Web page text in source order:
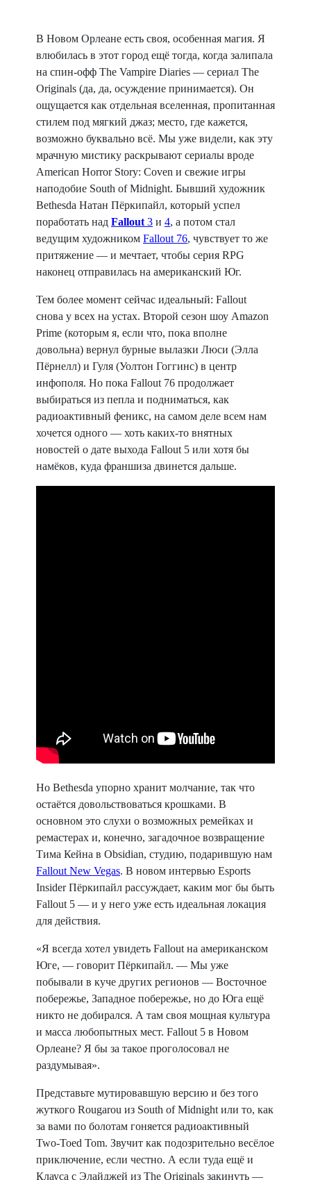
В Новом Орлеане есть своя, особенная магия. Я
влюбилась в этот город ещё тогда, когда залипала
на спин‑офф The Vampire Diaries — сериал The
Originals (да, да, осуждение принимается). Он
ощущается как отдельная вселенная, пропитанная
стилем под мягкий джаз; место, где кажется,
возможно буквально всё. Мы уже видели, как эту
мрачную мистику раскрывают сериалы вроде
American Horror Story: Coven и свежие игры
наподобие South of Midnight. Бывший художник
Bethesda Натан Пёркипайл, который успел
поработать над Fallout 3 и 4, а потом стал
ведущим художником Fallout 76, чувствует то же
притяжение — и мечтает, чтобы серия RPG
наконец отправилась на американский Юг.
Тем более момент сейчас идеальный: Fallout
снова у всех на устах. Второй сезон шоу Amazon
Prime (которым я, если что, пока вполне
довольна) вернул бурные вылазки Люси (Элла
Пёрнелл) и Гуля (Уолтон Гоггинс) в центр
инфополя. Но пока Fallout 76 продолжает
выбираться из пепла и подниматься, как
радиоактивный феникс, на самом деле всем нам
хочется одного — хоть каких‑то внятных
новостей о дате выхода Fallout 5 или хотя бы
намёков, куда франшиза двинется дальше.
Но Bethesda упорно хранит молчание, так что
остаётся довольствоваться крошками. В
основном это слухи о возможных ремейках и
ремастерах и, конечно, загадочное возвращение
Тима Кейна в Obsidian, студию, подарившую нам
Fallout New Vegas. В новом интервью Esports
Insider Пёркипайл рассуждает, каким мог бы быть
Fallout 5 — и у него уже есть идеальная локация
для действия.
«Я всегда хотел увидеть Fallout на американском
Юге, — говорит Пёркипайл. — Мы уже
побывали в куче других регионов — Восточное
побережье, Западное побережье, но до Юга ещё
никто не добирался. А там своя мощная культура
и масса любопытных мест. Fallout 5 в Новом
Орлеане? Я бы за такое проголосовал не
раздумывая».
Представьте мутировавшую версию и без того
жуткого Rougarou из South of Midnight или то, как
за вами по болотам гоняется радиоактивный
Two-Toed Tom. Звучит как подозрительно весёлое
приключение, если честно. А если туда ещё и
Клауса с Элайджей из The Originals закинуть —